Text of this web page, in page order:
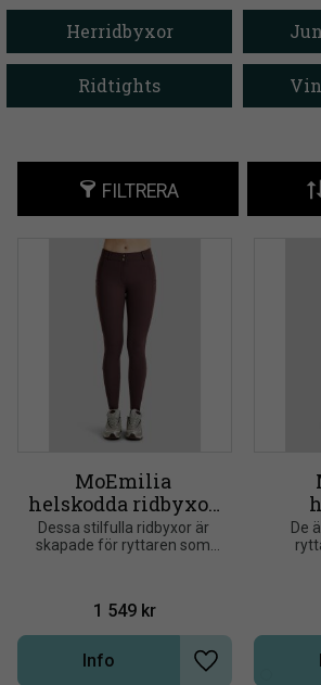
Herridbyxor
Ridtights
FILTRERA
MoEmilia
helskodda ridbyxor
med grå kristaller
Dessa stilfulla ridbyxor är
skapade för ryttaren som
1 549 kr
Lägg till i
Info
De